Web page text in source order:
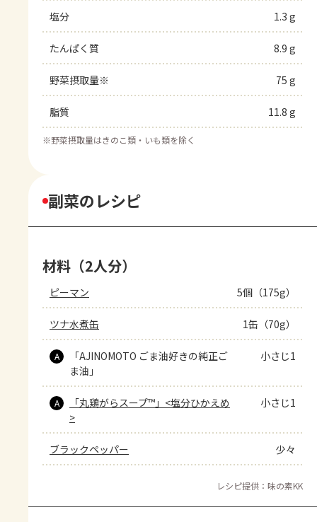
塩分 1.3 g
たんぱく質 8.9 g
野菜摂取量※ 75 g
脂質 11.8 g
※野菜摂取量はきのこ類・いも類を除く
副菜のレシピ
材料（2人分）
ピーマン 5個（175g）
ツナ水煮缶 1缶（70g）
A
「AJINOMOTO ごま油好きの純正ご
ま油」
小さじ1
A
「丸鶏がらスープ™」<塩分ひかえめ
>
小さじ1
ブラックペッパー 少々
レシピ提供：味の素KK